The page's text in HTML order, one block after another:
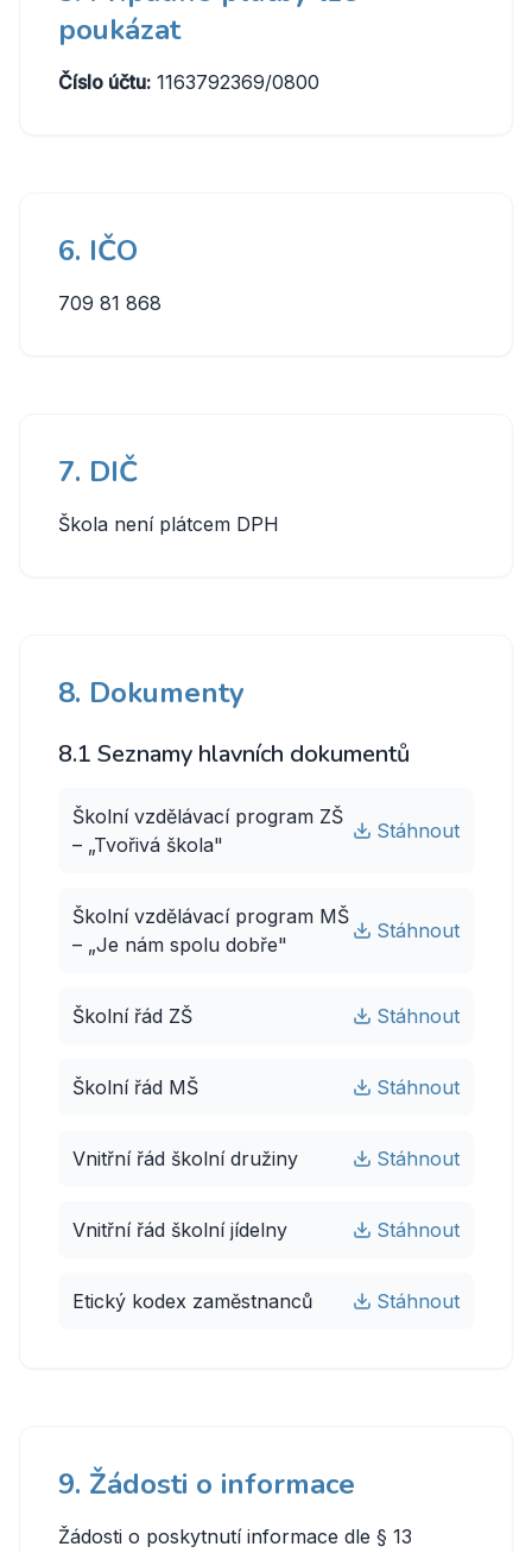
poukázat
Číslo účtu: 1163792369/0800
6. IČO
709 81 868
7. DIČ
Škola není plátcem DPH
8. Dokumenty
8.1 Seznamy hlavních dokumentů
Školní vzdělávací program ZŠ
– „Tvořivá škola"
Stáhnout
Školní vzdělávací program MŠ
– „Je nám spolu dobře"
Stáhnout
Školní řád ZŠ Stáhnout
Školní řád MŠ Stáhnout
Vnitřní řád školní družiny Stáhnout
Vnitřní řád školní jídelny Stáhnout
Etický kodex zaměstnanců Stáhnout
9. Žádosti o informace
Žádosti o poskytnutí informace dle § 13